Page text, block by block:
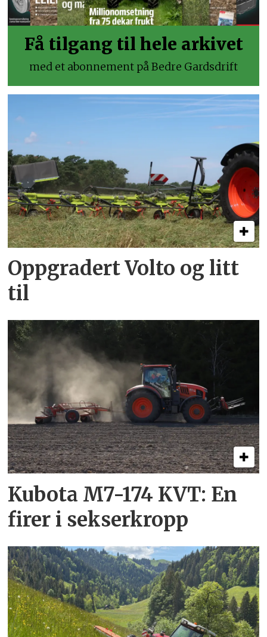
Få tilgang til hele arkivet
med et abonnement på Bedre Gardsdrift
Oppgradert Volto og litt
til
Kubota M7-174 KVT: En
firer i sekserkropp